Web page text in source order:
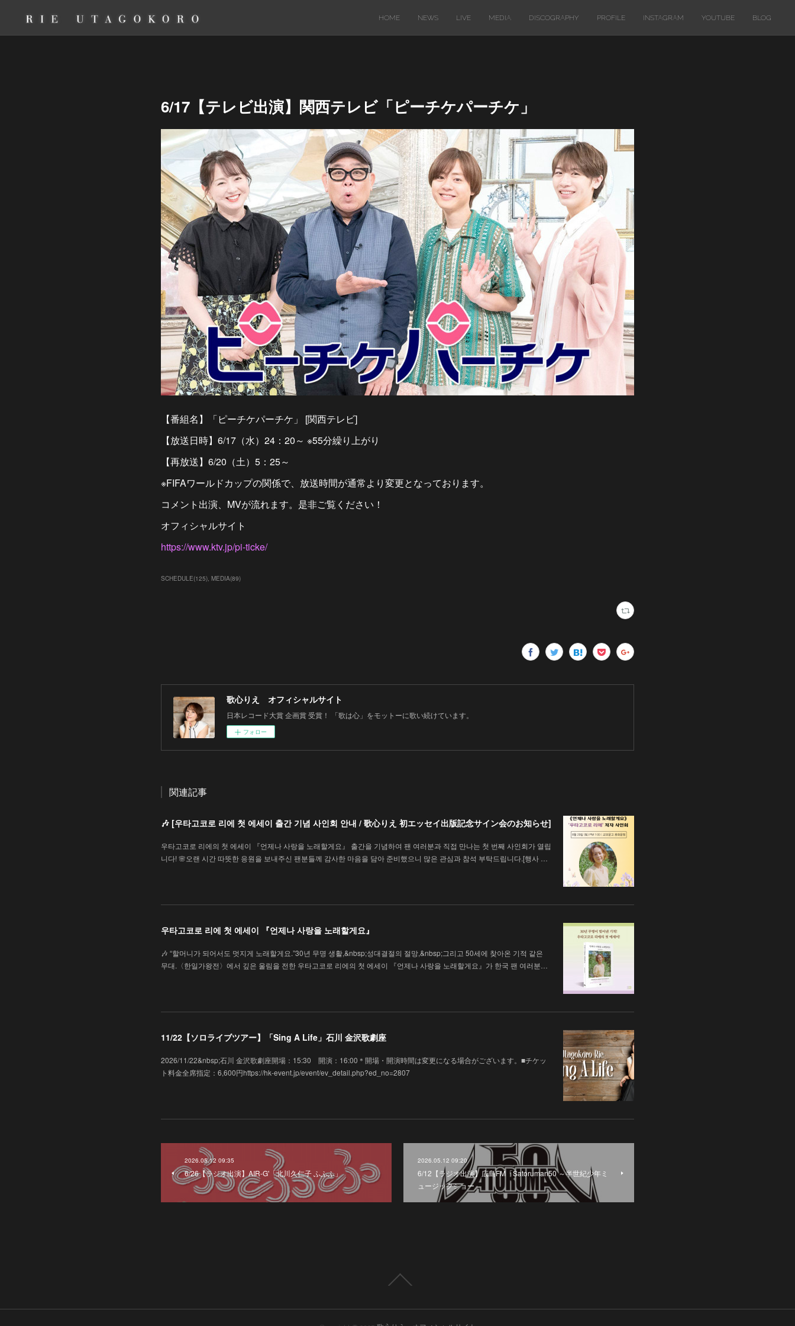
HOME NEWS LIVE MEDIA DISCOGRAPHY PROFILE INSTAGRAM YOUTUBE BLOG
6/17【テレビ出演】関西テレビ「ピーチケパーチケ」
【番組名】「ピーチケパーチケ」 [関西テレビ]
【放送日時】6/17（水）24：20～ ※55分繰り上がり
【再放送】6/20（土）5：25～
※FIFAワールドカップの関係で、放送時間が通常より変更となっております。
コメント出演、MVが流れます。是非ご覧ください！
オフィシャルサイト
https://www.ktv.jp/pi-ticke/
SCHEDULE(125) MEDIA(89)
歌心りえ オフィシャルサイト
日本レコード大賞 企画賞 受賞！ 「歌は心」をモットーに歌い続けています。
フォロー
関連記事
🎶 [우타고코로 리에 첫 에세이 출간 기념 사인회 안내 / 歌心りえ 初エッセイ出版記念サイン会のお知らせ]
우타고코로 리에의 첫 에세이 『언제나 사랑을 노래할게요』 출간을 기념하여 팬 여러분과 직접 만나는 첫 번째 사인회가 열립
니다! 🌸오랜 시간 따뜻한 응원을 보내주신 팬분들께 감사한 마음을 담아 준비했으니 많은 관심과 참석 부탁드립니다.[행사 …
우타고코로 리에 첫 에세이 『언제나 사랑을 노래할게요』
🎶 “할머니가 되어서도 멋지게 노래할게요.”30년 무명 생활,&nbsp;성대결절의 절망,&nbsp;그리고 50세에 찾아온 기적 같은
무대.〈한일가왕전〉에서 깊은 울림을 전한 우타고코로 리에의 첫 에세이 『언제나 사랑을 노래할게요』가 한국 팬 여러분…
11/22【ソロライブツアー】「Sing A Life」石川 金沢歌劇座
2026/11/22&nbsp;石川 金沢歌劇座開場：15:30 開演：16:00＊開場・開演時間は変更になる場合がございます。■チケッ
ト料金全席指定：6,600円https://hk-event.jp/event/ev_detail.php?ed_no=2807
2026.05.12 09:35
6/26【ラジオ出演】AIR-G'「北川久仁子 ふふふ」
2026.05.12 09:20
6/12【ラジオ出演】広島FM「Satoruman50 ～半世紀少年ミ
ュージックショー」